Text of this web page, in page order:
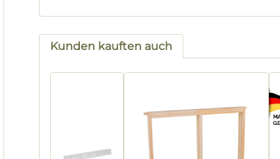
Kunden kauften auch
Produktgalerie überspringen